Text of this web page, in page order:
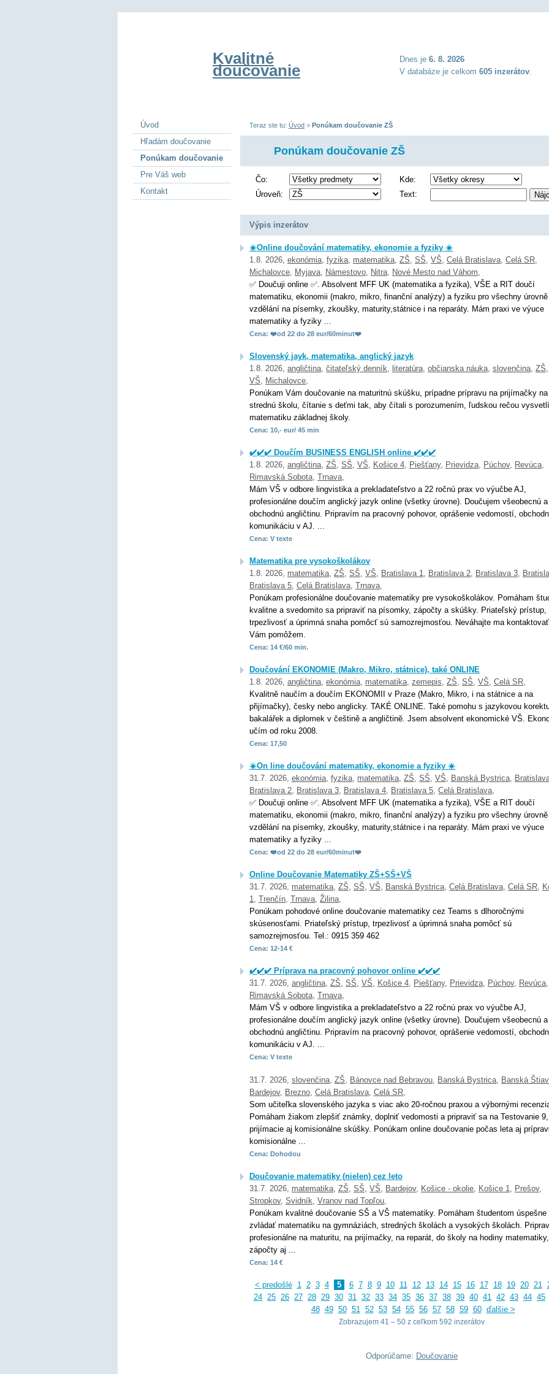
Kvalitné
doučovanie
Dnes je 6. 8. 2026
V databáze je celkom 605 inzerátov.
Teraz ste tu: Úvod > Ponúkam doučovanie ZŠ
Ponúkam doučovanie ZŠ
Čo:
Kde:
Úroveň:
Text:
Výpis inzerátov
☀️Online doučování matematiky, ekonomie a fyziky ☀️
1.8. 2026, ekonómia, fyzika, matematika, ZŠ, SŠ, VŠ, Celá Bratislava, Celá SR,
Michalovce, Myjava, Námestovo, Nitra, Nové Mesto nad Váhom,
✅ Doučuji online ✅. Absolvent MFF UK (matematika a fyzika), VŠE a RIT doučí
matematiku, ekonomii (makro, mikro, finanční analýzy) a fyziku pro všechny úrovně
vzdělání na písemky, zkoušky, maturity,státnice i na reparáty. Mám praxi ve výuce
matematiky a fyziky ...
Cena: ❤️od 22 do 28 eur/60minut❤️
Slovenský jayk, matematika, anglický jazyk
1.8. 2026, angličtina, čitateľský denník, literatúra, občianska náuka, slovenčina, ZŠ,
VŠ, Michalovce,
Ponúkam Vám doučovanie na maturitnú skúšku, prípadne prípravu na prijímačky na
strednú školu, čítanie s deťmi tak, aby čítali s porozumením, ľudskou rečou
matematiku základnej školy.
Cena: 10,- eur/ 45 min
✔️✔️✔️ Doučím BUSINESS ENGLISH online ✔️✔️✔️
1.8. 2026, angličtina, ZŠ, SŠ, VŠ, Košice 4, Piešťany, Prievidza, Púchov, Revúca,
Rimavská Sobota, Trnava,
Mám VŠ v odbore lingvistika a prekladateľstvo a 22 ročnú prax vo výučbe AJ,
profesionálne doučím anglický jazyk online (všetky úrovne). Doučujem všeobecnú a
obchodnú angličtinu. Pripravím na pracovný pohovor, oprášenie vedomostí,
komunikáciu v AJ. ...
Cena: V texte
Matematika pre vysokoškolákov
1.8. 2026, matematika, ZŠ, SŠ, VŠ, Bratislava 1, Bratislava 2, Bratislava 3,
Bratislava 5, Celá Bratislava, Trnava,
Ponúkam profesionálne doučovanie matematiky pre vysokoškolákov. Pomáham
kvalitne a svedomito sa pripraviť na písomky, zápočty a skúšky. Priateľský prístup,
trpezlivosť a úprimná snaha pomôcť sú samozrejmosťou. Neváhajte ma
Vám pomôžem.
Cena: 14 €/60 min.
Doučování EKONOMIE (Makro, Mikro, státnice), také ONLINE
1.8. 2026, angličtina, ekonómia, matematika, zemepis, ZŠ, SŠ, VŠ, Celá SR,
Kvalitně naučím a doučím EKONOMII v Praze (Makro, Mikro, i na státnice a na
přijímačky), česky nebo anglicky. TAKÉ ONLINE. Také pomohu s jazykovou
bakalářek a diplomek v češtině a angličtině. Jsem absolvent ekonomické VŠ.
učím od roku 2008.
Cena: 17,50
☀️On line doučování matematiky, ekonomie a fyziky ☀️
31.7. 2026, ekonómia, fyzika, matematika, ZŠ, SŠ, VŠ, Banská Bystrica,
Bratislava 2, Bratislava 3, Bratislava 4, Bratislava 5, Celá Bratislava,
✅ Doučuji online ✅. Absolvent MFF UK (matematika a fyzika), VŠE a RIT doučí
matematiku, ekonomii (makro, mikro, finanční analýzy) a fyziku pro všechny úrovně
vzdělání na písemky, zkoušky, maturity,státnice i na reparáty. Mám praxi ve výuce
matematiky a fyziky ...
Cena: ❤️od 22 do 28 eur/60minut❤️
Online Doučovanie Matematiky ZŠ+SŠ+VŠ
31.7. 2026, matematika, ZŠ, SŠ, VŠ, Banská Bystrica, Celá Bratislava, Celá SR,
1, Trenčín, Trnava, Žilina,
Ponúkam pohodové online doučovanie matematiky cez Teams s dlhoročnými
skúsenosťami. Priateľský prístup, trpezlivosť a úprimná snaha pomôcť sú
samozrejmosťou. Tel.: 0915 359 462
Cena: 12-14 €
✔️✔️✔️ Príprava na pracovný pohovor online ✔️✔️✔️
31.7. 2026, angličtina, ZŠ, SŠ, VŠ, Košice 4, Piešťany, Prievidza, Púchov, Revúca,
Rimavská Sobota, Trnava,
Mám VŠ v odbore lingvistika a prekladateľstvo a 22 ročnú prax vo výučbe AJ,
profesionálne doučím anglický jazyk online (všetky úrovne). Doučujem všeobecnú a
obchodnú angličtinu. Pripravím na pracovný pohovor, oprášenie vedomostí,
komunikáciu v AJ. ...
Cena: V texte
31.7. 2026, slovenčina, ZŠ, Bánovce nad Bebravou, Banská Bystrica, Banská
Bardejov, Brezno, Celá Bratislava, Celá SR,
Som učiteľka slovenského jazyka s viac ako 20-ročnou praxou a výbornými
Pomáham žiakom zlepšiť známky, doplniť vedomosti a pripraviť sa na Testovanie 9,
prijímacie aj komisionálne skúšky. Ponúkam online doučovanie počas leta aj
komisionálne ...
Cena: Dohodou
Doučovanie matematiky (nielen) cez leto
31.7. 2026, matematika, ZŠ, SŠ, VŠ, Bardejov, Košice - okolie, Košice 1, Prešov,
Stropkov, Svidník, Vranov nad Topľou,
Ponúkam kvalitné doučovanie SŠ a VŠ matematiky. Pomáham študentom úspešne
zvládať matematiku na gymnáziách, stredných školách a vysokých školách.
profesionálne na maturitu, na prijímačky, na reparát, do školy na hodiny
zápočty aj ...
Cena: 14 €
< predošlé 1 2 3 4 5 6 7 8 9 10 11 12 13 14 15 16 17 18 19 20 21
24 25 26 27 28 29 30 31 32 33 34 35 36 37 38 39 40 41 42 43 44 45
48 49 50 51 52 53 54 55 56 57 58 59 60 ďalšie >
Zobrazujem 41 – 50 z ceľkom 592 inzerátov
Úvod
Hľadám doučovanie
Ponúkam doučovanie
Pre Váš web
Kontakt
Odporúčame: Doučovanie